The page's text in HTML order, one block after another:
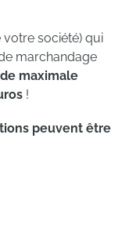
votre société) qui
marchandage
maximale
!
peuvent être